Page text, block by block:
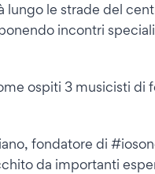
lungo le strade del
incontri
ospiti 3 musicisti di
fondatore di
da importanti